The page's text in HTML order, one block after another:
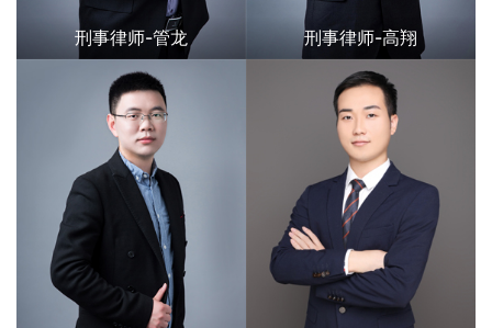
刑事律师-管龙 刑事律师-高翔